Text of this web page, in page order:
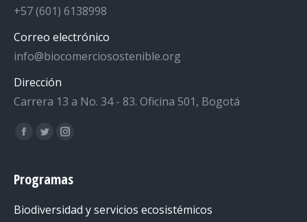
‎+57 (601) 6138998
Correo electrónico
info@biocomerciosostenible.org
Dirección
Carrera 13 a No. 34 - 83. Oficina 501, Bogotá
Encuéntranos en:
Facebook
opens
new
Twitter
opens
new
Instagram
opens
new
Programas
Biodiversidad y servicios ecosistémicos